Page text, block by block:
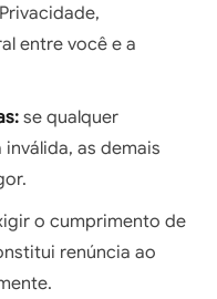
entre você e a
se qualquer
as demais
o cumprimento de
renúncia ao